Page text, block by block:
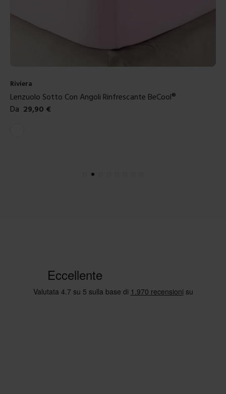
Riviera
Lenzuolo Sotto Con Angoli Rinfrescante BeCool®
Da 29,90 €